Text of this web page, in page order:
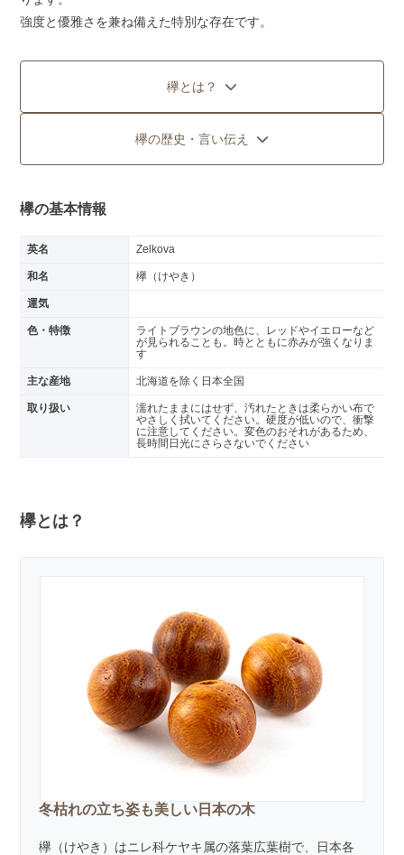
強度と優雅さを兼ね備えた特別な存在です。
欅とは？
欅の歴史・言い伝え
欅の基本情報
英名 Zelkova
和名 欅（けやき）
運気
色・特徴
ライトブラウンの地色に、レッドやイエローなど
が見られることも。時とともに赤みが強くなりま
す
主な産地 北海道を除く日本全国
取り扱い
濡れたままにはせず、汚れたときは柔らかい布で
やさしく拭いてください。硬度が低いので、衝撃
に注意してください。変色のおそれがあるため、
長時間日光にさらさないでください
欅とは？
冬枯れの立ち姿も美しい日本の木
欅（けやき）はニレ科ケヤキ属の落葉広葉樹で、日本各